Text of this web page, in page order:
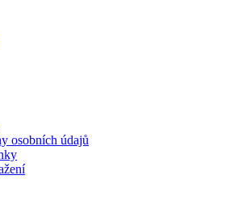
osobních údajů